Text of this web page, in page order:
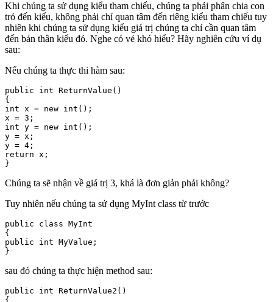
Khi chúng ta sử dụng kiểu tham chiếu, chúng ta phải phân chia con
trỏ đến kiểu, không phải chỉ quan tâm đến riêng kiểu tham chiếu tuy
nhiên khi chúng ta sử dụng kiểu giá trị chúng ta chỉ cần quan tâm
đến bản thân kiểu đó. Nghe có vẻ khó hiểu? Hãy nghiên cứu ví dụ
sau:
Nếu chúng ta thực thi hàm sau:
public int ReturnValue()
{
int x = new int();
x = 3;
int y = new int();
y = x;
y = 4;
return x;
}
Chúng ta sẽ nhận về giá trị 3, khá là đơn giản phải không?
Tuy nhiên nếu chúng ta sử dụng MyInt class từ trước
public class MyInt
{
public int MyValue;
}
sau đó chúng ta thực hiện method sau:
public int ReturnValue2()
{